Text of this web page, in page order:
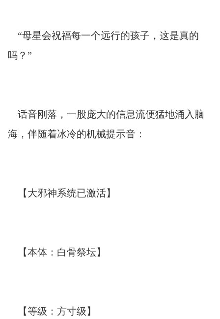
“母星会祝福每一个远行的孩子，这是真的
吗？”
话音刚落，一股庞大的信息流便猛地涌入脑
海，伴随着冰冷的机械提示音：
【大邪神系统已激活】
【本体：白骨祭坛】
【等级：方寸级】